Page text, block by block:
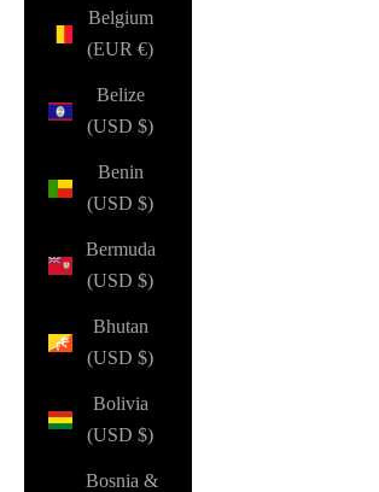
Belgium
(EUR €)
Belize
(USD $)
Benin
(USD $)
Bermuda
(USD $)
Bhutan
(USD $)
Bolivia
(USD $)
Bosnia &